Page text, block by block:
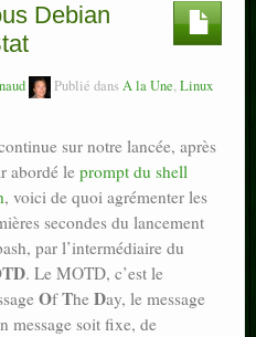
Debian
Publié dansA la Une,Linux
sur notre lancée, après
abordé le prompt du shell
, voici de quoi agrémenter les
secondes du lancement
par l’intermédiaire du
. Le MOTD, c’est le
OfThe Day, le message
message soit fixe, de